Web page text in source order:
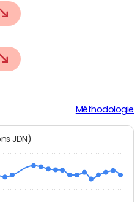
Méthodologie
JDN)